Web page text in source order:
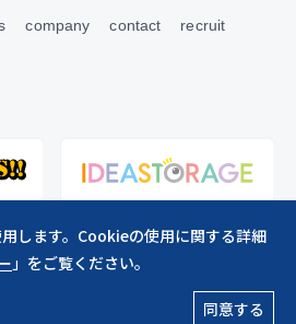
company contact recruit
同意する
します。Cookieの使用に関する詳細
」をご覧ください。